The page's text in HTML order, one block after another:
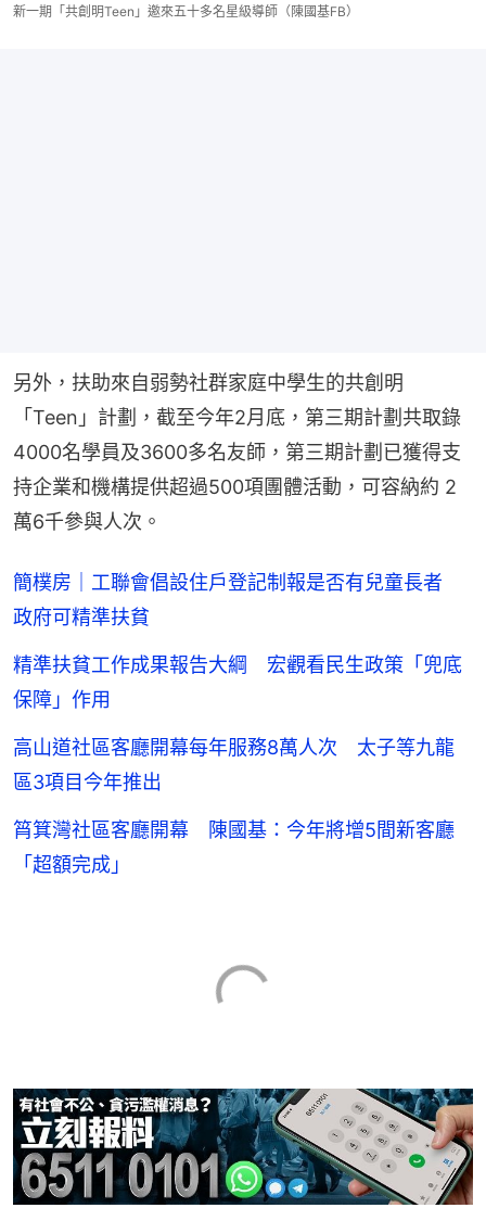
新一期「共創明Teen」邀來五十多名星級導師（陳國基FB）
另外，扶助來自弱勢社群家庭中學生的共創明
「Teen」計劃，截至今年2月底，第三期計劃共取錄
4000名學員及3600多名友師，第三期計劃已獲得支
持企業和機構提供超過500項團體活動，可容納約 2
萬6千參與人次。
簡樸房｜工聯會倡設住戶登記制報是否有兒童長者
政府可精準扶貧
精準扶貧工作成果報告大綱 宏觀看民生政策「兜底
保障」作用
高山道社區客廳開幕每年服務8萬人次 太子等九龍
區3項目今年推出
筲箕灣社區客廳開幕 陳國基：今年將增5間新客廳
「超額完成」